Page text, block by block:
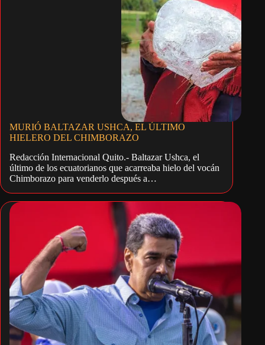
MURIÓ BALTAZAR USHCA, EL ÚLTIMO
HIELERO DEL CHIMBORAZO
Redacción Internacional Quito.- Baltazar Ushca, el
último de los ecuatorianos que acarreaba hielo del vocán
Chimborazo para venderlo después a…